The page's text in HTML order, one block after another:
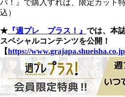
パ！』で購入すれば、限定カット
込）
★ 『週プレ プラス！』 では、本
スペシャルコンテンツを公開！
【https://